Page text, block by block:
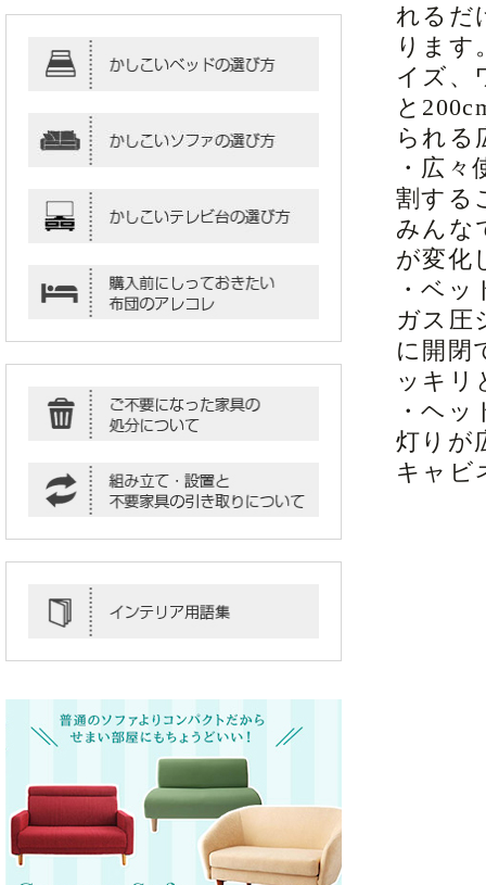
れるだ
ります
イズ、
と
られる
・広
割する
みんな
が変化
・ベ
ガス圧
に開閉
ッキリ
・ヘ
灯りが
キャビ